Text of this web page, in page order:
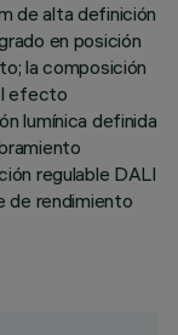
de alta definición
en posición
la composición
efecto
lumínica definida
regulable DALI
de rendimiento